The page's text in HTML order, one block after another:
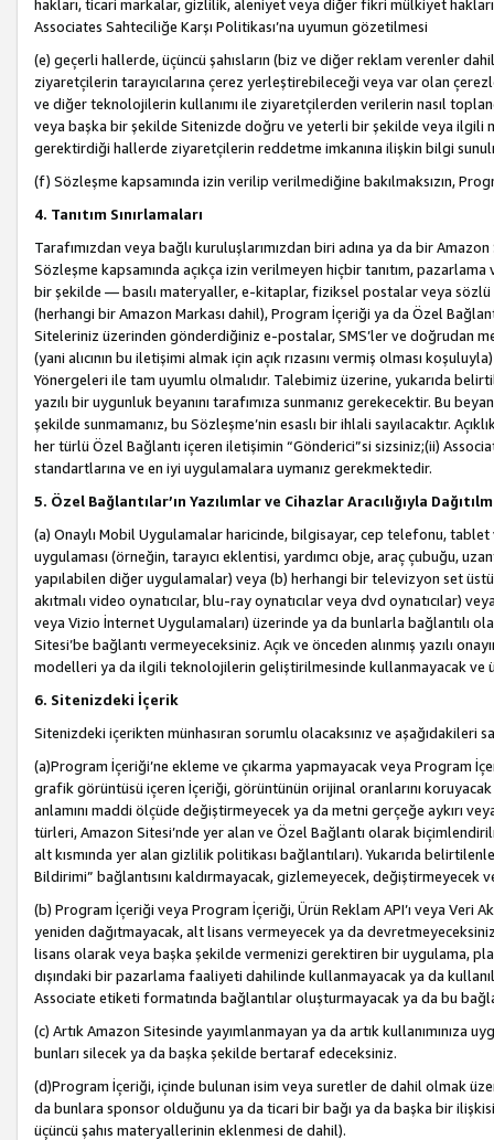
hakları, ticari markalar, gizlilik, aleniyet veya diğer fikri mülkiyet
Associates Sahteciliğe Karşı Politikası’na uyumun gözetilmesi
(e) geçerli hallerde, üçüncü şahısların (biz ve diğer reklam verenler
ziyaretçilerin tarayıcılarına çerez yerleştirebileceği veya var olan
ve diğer teknolojilerin kullanımı ile ziyaretçilerden verilerin nasıl
veya başka bir şekilde Sitenizde doğru ve yeterli bir şekilde veya ilgili
gerektirdiği hallerde ziyaretçilerin reddetme imkanına ilişkin bilgi
(f) Sözleşme kapsamında izin verilip verilmediğine bakılmaksızın,
4. Tanıtım Sınırlamaları
Tarafımızdan veya bağlı kuruluşlarımızdan biri adına ya da bir
Sözleşme kapsamında açıkça izin verilmeyen hiçbir tanıtım,
bir şekilde — basılı materyaller, e-kitaplar, fiziksel postalar veya sözlü
(herhangi bir Amazon Markası dahil), Program İçeriği ya da Özel
Siteleriniz üzerinden gönderdiğiniz e-postalar, SMS’ler ve doğrudan
(yani alıcının bu iletişimi almak için açık rızasını vermiş olması
Yönergeleri ile tam uyumlu olmalıdır. Talebimiz üzerine, yukarıda
yazılı bir uygunluk beyanını tarafımıza sunmanız gerekecektir. Bu
şekilde sunmamanız, bu Sözleşme’nin esaslı bir ihlali sayılacaktır.
her türlü Özel Bağlantı içeren iletişimin “Gönderici”si sizsiniz;(ii)
standartlarına ve en iyi uygulamalara uymanız gerekmektedir.
5. Özel Bağlantılar’ın Yazılımlar ve Cihazlar Aracılığıyla
(a) Onaylı Mobil Uygulamalar haricinde, bilgisayar, cep telefonu,
uygulaması (örneğin, tarayıcı eklentisi, yardımcı obje, araç çubuğu,
yapılabilen diğer uygulamalar) veya (b) herhangi bir televizyon set
akıtmalı video oynatıcılar, blu-ray oynatıcılar veya dvd oynatıcılar)
veya Vizio İnternet Uygulamaları) üzerinde ya da bunlarla bağlantılı
Sitesi’be bağlantı vermeyeceksiniz. Açık ve önceden alınmış yazılı
modelleri ya da ilgili teknolojilerin geliştirilmesinde kullanmayacak ve
6. Sitenizdeki İçerik
Sitenizdeki içerikten münhasıran sorumlu olacaksınız ve aşağıdakileri
(a)Program İçeriği’ne ekleme ve çıkarma yapmayacak veya Program
grafik görüntüsü içeren İçeriği, görüntünün orijinal oranlarını
anlamını maddi ölçüde değiştirmeyecek ya da metni gerçeğe aykırı
türleri, Amazon Sitesi’nde yer alan ve Özel Bağlantı olarak
alt kısmında yer alan gizlilik politikası bağlantıları). Yukarıda
Bildirimi” bağlantısını kaldırmayacak, gizlemeyecek,
(b) Program İçeriği veya Program İçeriği, Ürün Reklam API’ı veya Veri
yeniden dağıtmayacak, alt lisans vermeyecek ya da
lisans olarak veya başka şekilde vermenizi gerektiren bir uygulama,
dışındaki bir pazarlama faaliyeti dahilinde kullanmayacak ya da
Associate etiketi formatında bağlantılar oluşturmayacak ya da bu
(c) Artık Amazon Sitesinde yayımlanmayan ya da artık kullanımınıza
bunları silecek ya da başka şekilde bertaraf edeceksiniz.
(d)Program İçeriği, içinde bulunan isim veya suretler de dahil olmak
da bunlara sponsor olduğunu ya da ticari bir bağı ya da başka bir
üçüncü şahıs materyallerinin eklenmesi de dahil).